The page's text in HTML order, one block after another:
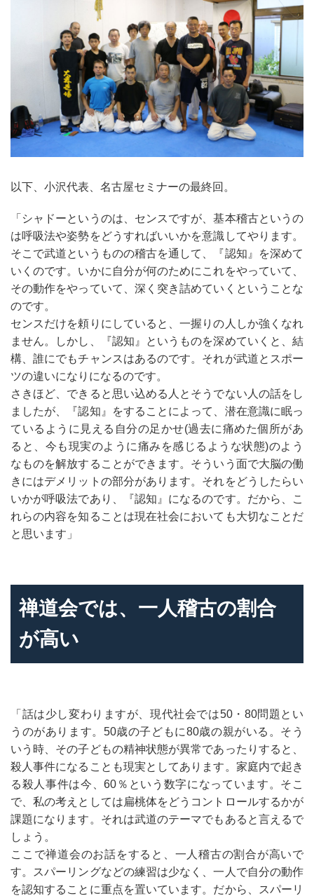
以下、小沢代表、名古屋セミナーの最終回。
「シャドーというのは、センスですが、基本稽古というの
は呼吸法や姿勢をどうすればいいかを意識してやります。
そこで武道というものの稽古を通して、『認知』を深めて
いくのです。いかに自分が何のためにこれをやっていて、
その動作をやっていて、深く突き詰めていくということな
のです。
センスだけを頼りにしていると、一握りの人しか強くなれ
ません。しかし、『認知』というものを深めていくと、結
構、誰にでもチャンスはあるのです。それが武道とスポー
ツの違いになりになるのです。
さきほど、できると思い込める人とそうでない人の話をし
ましたが、『認知』をすることによって、潜在意識に眠っ
ているように見える自分の足かせ(過去に痛めた個所があ
ると、今も現実のように痛みを感じるような状態)のよう
なものを解放することができます。そういう面で大脳の働
きにはデメリットの部分があります。それをどうしたらい
いかが呼吸法であり、『認知』になるのです。だから、こ
れらの内容を知ることは現在社会においても大切なことだ
と思います」
禅道会では、一人稽古の割合
が高い
「話は少し変わりますが、現代社会では50・80問題とい
うのがあります。50歳の子どもに80歳の親がいる。そう
いう時、その子どもの精神状態が異常であったりすると、
殺人事件になることも現実としてあります。家庭内で起き
る殺人事件は今、60％という数字になっています。そこ
で、私の考えとしては扁桃体をどうコントロールするかが
課題になります。それは武道のテーマでもあると言えるで
しょう。
ここで禅道会のお話をすると、一人稽古の割合が高いで
す。スパーリングなどの練習は少なく、一人で自分の動作
を認知することに重点を置いています。だから、スパーリ